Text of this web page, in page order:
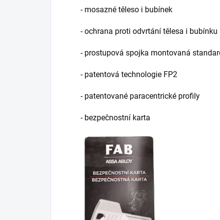
- mosazné těleso i bubínek
- ochrana proti odvrtání tělesa i bubínku
- prostupová spojka montovaná
- patentová technologie FP2
- patentované paracentrické profily
- bezpečnostní karta